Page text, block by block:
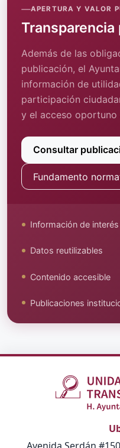
APERTURA Y VALOR
Transparencia
Además de las
publicación, el
información de
participación
y el acceso oportuno
Consultar
Fundamento
Información de
Datos reutilizables
Contenido accesible
Publicaciones